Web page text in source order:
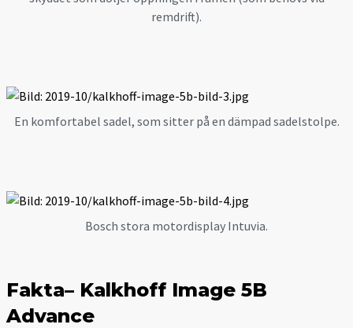
remdrift).
En komfortabel sadel, som sitter på en dämpad sadelstolpe.
Bosch stora motordisplay Intuvia.
Fakta– Kalkhoff Image 5B
Advance